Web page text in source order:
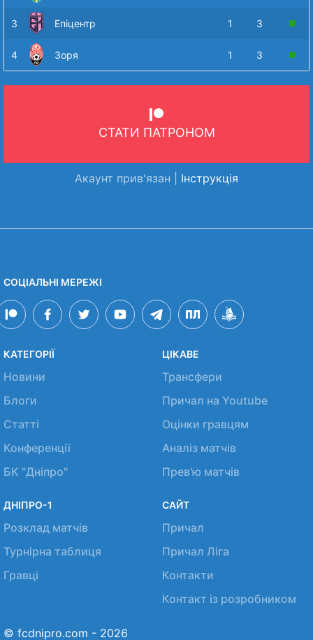
3 Епіцентр 1 3
4 Зоря 1 3
СТАТИ ПАТРОНОМ
Акаунт прив'язан | Інструкція
СОЦІАЛЬНІ МЕРЕЖІ
КАТЕГОРІЇ
Новини
Блоги
Статті
Конференції
БК "Дніпро"
ЦІКАВЕ
Трансфери
Причал на Youtube
Оцінки гравцям
Аналіз матчів
Прев'ю матчів
ДНІПРО-1
Розклад матчів
Турнірна таблиця
Гравці
САЙТ
Причал
Причал Ліга
Контакти
Контакт із розробником
© fcdnipro.com - 2026